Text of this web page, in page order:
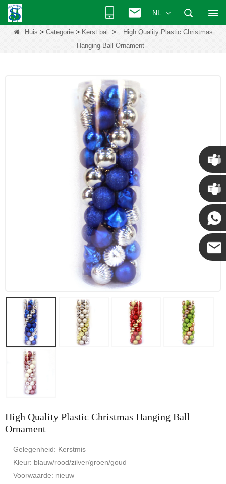
NL
Huis > Categorie> Kerst bal >
High Quality Plastic Christmas
Hanging Ball Ornament
High Quality Plastic Christmas Hanging Ball
Ornament
Gelegenheid: Kerstmis
Kleur: blauw/rood/zilver/groen/goud
Voorwaarde: nieuw
Chris
Kenny